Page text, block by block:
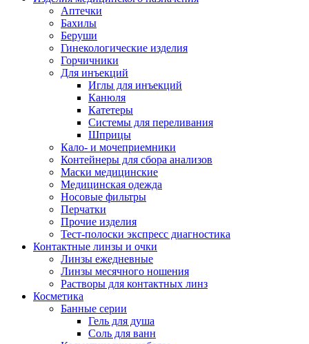
Аптечки
Бахилы
Беруши
Гинекологические изделия
Горчичники
Для инъекций
Иглы для инъекций
Канюля
Катетеры
Системы для переливания
Шприцы
Кало- и мочеприемники
Контейнеры для сбора анализов
Маски медицинские
Медицинская одежда
Носовые фильтры
Перчатки
Прочие изделия
Тест-полоски экспресс диагностика
Контактные линзы и очки
Линзы ежедневные
Линзы месячного ношения
Растворы для контактных линз
Косметика
Банные серии
Гель для душа
Соль для ванн